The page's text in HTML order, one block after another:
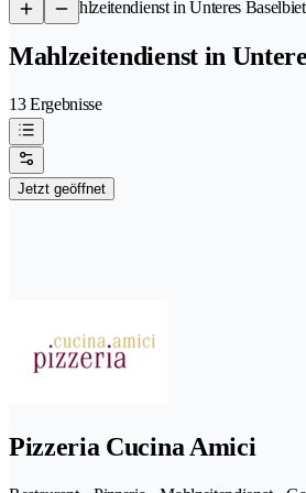
/Mahlzeitendienst in Unteres
Mahlzeitendienst in
13 Ergebnisse
Jetzt geöffnet
Pizzeria Cucina Amici